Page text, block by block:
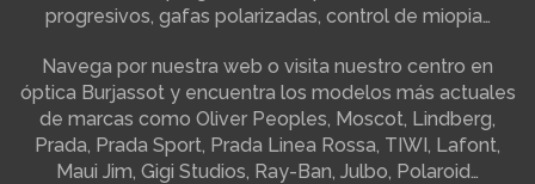
progresivos, gafas polarizadas, control de miopia…
Navega por nuestra web o visita nuestro centro en
óptica Burjassot y encuentra los modelos más actuales
de marcas como Oliver Peoples, Moscot, Lindberg,
Prada, Prada Sport, Prada Linea Rossa, TIWI, Lafont,
Maui Jim, Gigi Studios, Ray-Ban, Julbo, Polaroid…